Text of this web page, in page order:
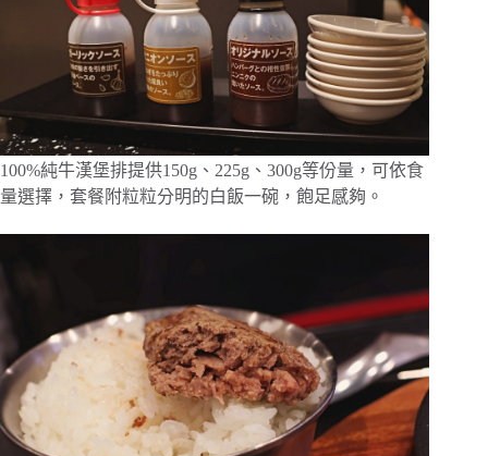
100%純牛漢堡排提供150g、225g、300g等份量，可依食
量選擇，套餐附粒粒分明的白飯一碗，飽足感夠。